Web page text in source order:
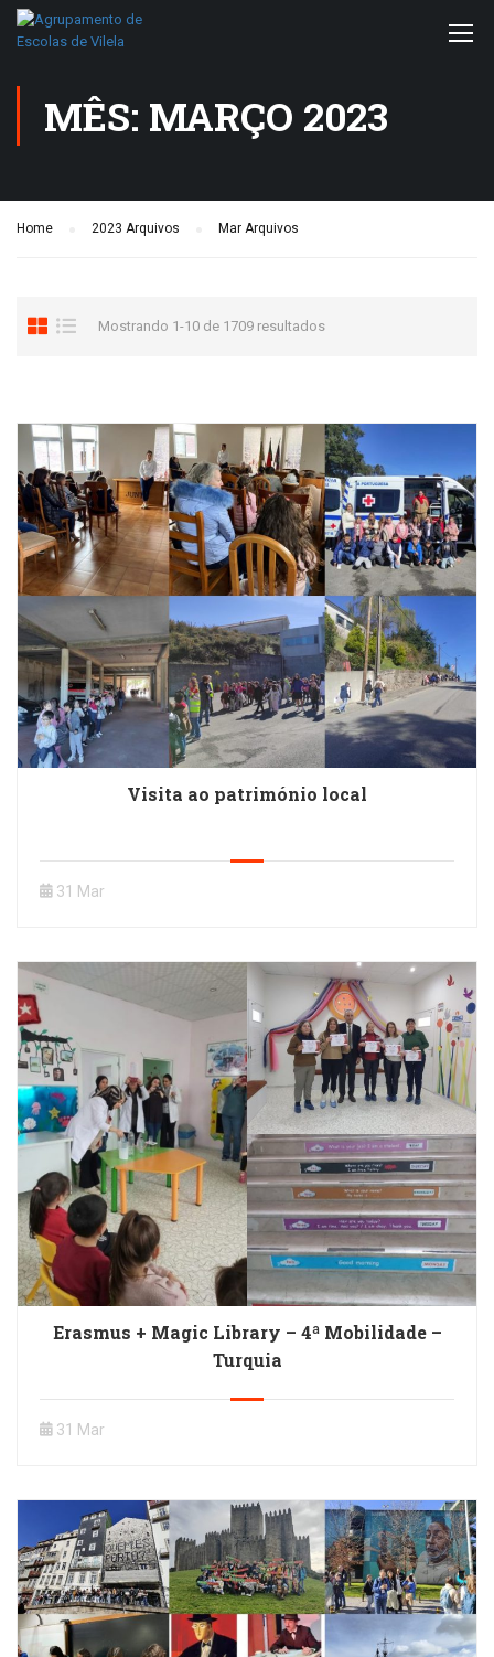
MÊS: MARÇO 2023
Home 2023 Arquivos Mar Arquivos
Mostrando 1-10 de 1709 resultados
Visita ao património local
31 Mar
Erasmus + Magic Library – 4ª Mobilidade –
Turquia
31 Mar